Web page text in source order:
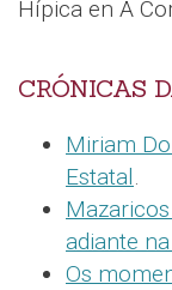
Hípica en A
CRÓNICAS
Miriam
Estatal.
adiante
Os